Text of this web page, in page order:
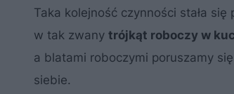
Taka kolejność czynności stała
w tak zwany trójkąt roboczy w
a blatami roboczymi poruszamy
siebie.